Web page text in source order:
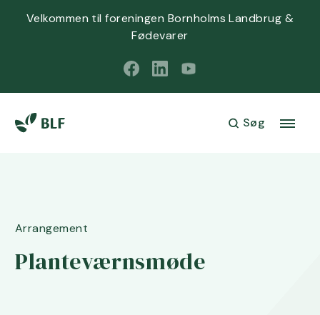
Velkommen til foreningen Bornholms Landbrug &
Fødevarer
Søg
Arrangement
Planteværnsmøde